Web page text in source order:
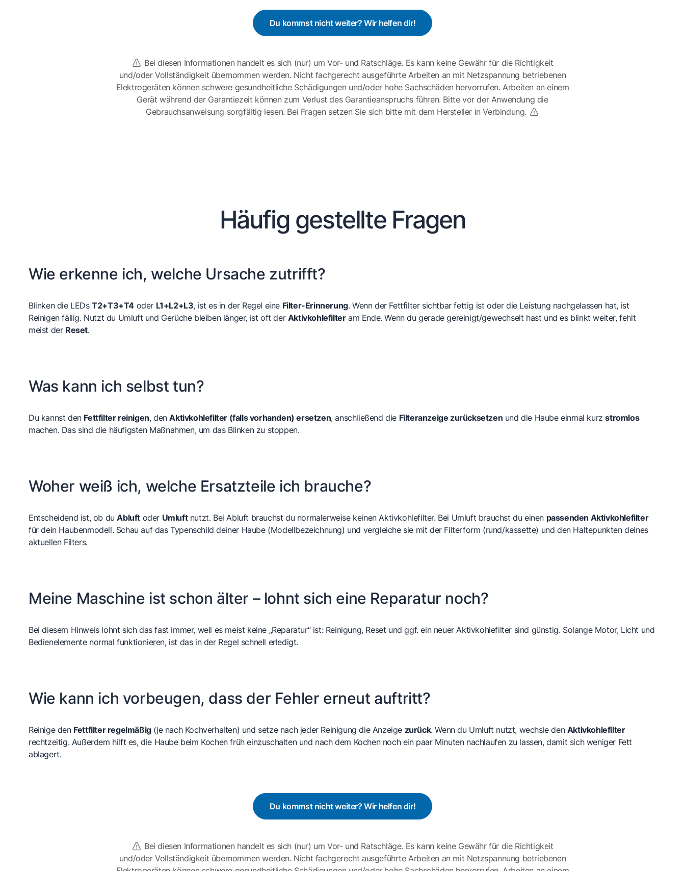
Du kommst nicht weiter? Wir helfen dir!
Bei diesen Informationen handelt es sich (nur) um Vor- und Ratschläge. Es kann keine Gewähr für die Richtigkeit
und/oder Vollständigkeit übernommen werden. Nicht fachgerecht ausgeführte Arbeiten an mit Netzspannung betriebenen
Elektrogeräten können schwere gesundheitliche Schädigungen und/oder hohe Sachschäden hervorrufen. Arbeiten an einem
Gerät während der Garantiezeit können zum Verlust des Garantieanspruchs führen. Bitte vor der Anwendung die
Gebrauchsanweisung sorgfältig lesen. Bei Fragen setzen Sie sich bitte mit dem Hersteller in Verbindung.
Häufig gestellte Fragen
Wie erkenne ich, welche Ursache zutrifft?
Blinken die LEDsT2+T3+T4 oder L1+L2+L3, ist es in der Regel eine Filter-Erinnerung. Wenn der Fettfilter sichtbar fettig ist oder die Leistung nachgelassen hat, ist
Reinigen fällig. Nutzt du Umluft und Gerüche bleiben länger, ist oft der Aktivkohlefilteram Ende. Wenn du gerade gereinigt/gewechselt hast und es blinkt weiter, fehlt
meist der Reset.
Was kann ich selbst tun?
Du kannst den Fettfilter reinigen, denAktivkohlefilter (falls vorhanden) ersetzen, anschließend die Filteranzeige zurücksetzen und die Haube einmal kurzstromlos
machen. Das sind die häufigsten Maßnahmen, um das Blinken zu stoppen.
Woher weiß ich, welche Ersatzteile ich brauche?
Entscheidend ist, ob duAbluft oder Umluftnutzt. Bei Abluft brauchst du normalerweise keinen Aktivkohlefilter. Bei Umluft brauchst du einen passenden Aktivkohlefilter
für dein Haubenmodell. Schau auf das Typenschild deiner Haube (Modellbezeichnung) und vergleiche sie mit der Filterform (rund/kassette) und den Haltepunkten deines
aktuellen Filters.
Meine Maschine ist schon älter – lohnt sich eine Reparatur noch?
Bei diesem Hinweis lohnt sich das fast immer, weil es meist keine „Reparatur“ ist: Reinigung, Reset und ggf. ein neuer Aktivkohlefilter sind günstig. Solange Motor, Licht und
Bedienelemente normal funktionieren, ist das in der Regel schnell erledigt.
Wie kann ich vorbeugen, dass der Fehler erneut auftritt?
Reinige den Fettfilter regelmäßig(je nach Kochverhalten) und setze nach jeder Reinigung die Anzeige zurück. Wenn du Umluft nutzt, wechsle den Aktivkohlefilter
rechtzeitig. Außerdem hilft es, die Haube beim Kochen früh einzuschalten und nach dem Kochen noch ein paar Minuten nachlaufen zu lassen, damit sich weniger Fett
ablagert.
Du kommst nicht weiter? Wir helfen dir!
Bei diesen Informationen handelt es sich (nur) um Vor- und Ratschläge. Es kann keine Gewähr für die Richtigkeit
und/oder Vollständigkeit übernommen werden. Nicht fachgerecht ausgeführte Arbeiten an mit Netzspannung betriebenen